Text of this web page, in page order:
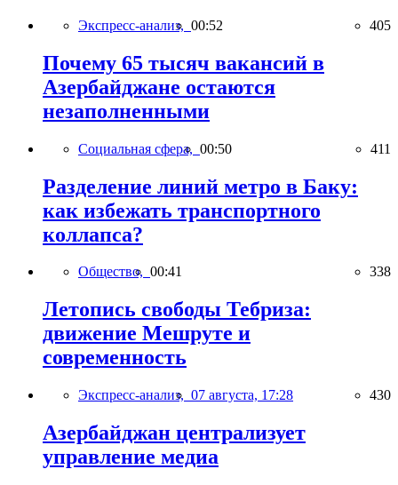
Экспресс-анализ, 00:52 405
Почему 65 тысяч вакансий в
Азербайджане остаются
незаполненными
Социальная сфера, 00:50 411
Разделение линий метро в Баку:
как избежать транспортного
коллапса?
Общество, 00:41 338
Летопись свободы Тебриза:
движение Мешруте и
современность
Экспресс-анализ, 07 августа, 17:28 430
Азербайджан централизует
управление медиа